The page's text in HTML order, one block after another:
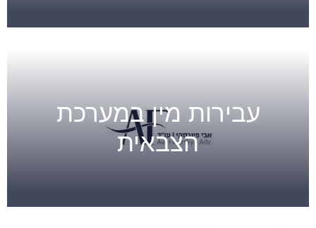
עבירות מין במערכת
הצבאית